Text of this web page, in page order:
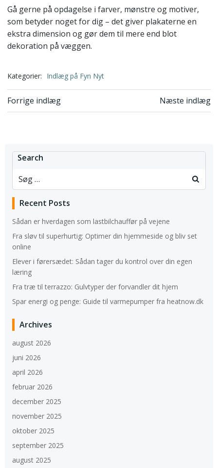
Gå gerne på opdagelse i farver, mønstre og motiver,
som betyder noget for dig – det giver plakaterne en
ekstra dimension og gør dem til mere end blot
dekoration på væggen.
Kategorier: Indlæg på Fyn Nyt
Indlægsnavigation
Forrige indlæg Næste indlæg
Search
Recent Posts
Sådan er hverdagen som lastbilchauffør på vejene
Fra sløv til superhurtig: Optimer din hjemmeside og bliv set
online
Elever i førersædet: Sådan tager du kontrol over din egen
læring
Fra træ til terrazzo: Gulvtyper der forvandler dit hjem
Spar energi og penge: Guide til varmepumper fra heatnow.dk
Archives
august 2026
juni 2026
april 2026
februar 2026
december 2025
november 2025
oktober 2025
september 2025
august 2025